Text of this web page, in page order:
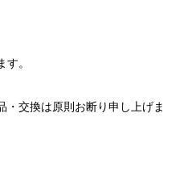
。
・交換は原則お断り申し上げま